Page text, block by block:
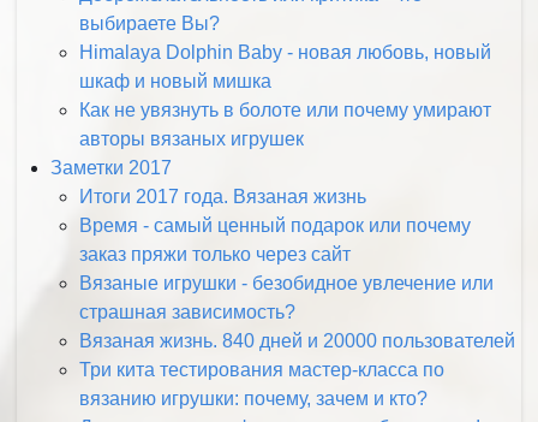
выбираете Вы?
Himalaya Dolphin Baby - новая любовь, новый
шкаф и новый мишка
Как не увязнуть в болоте или почему умирают
авторы вязаных игрушек
Заметки 2017
Итоги 2017 года. Вязаная жизнь
Время - самый ценный подарок или почему
заказ пряжи только через сайт
Вязаные игрушки - безобидное увлечение или
страшная зависимость?
Вязаная жизнь. 840 дней и 20000 пользователей
Три кита тестирования мастер-класса по
вязанию игрушки: почему, зачем и кто?